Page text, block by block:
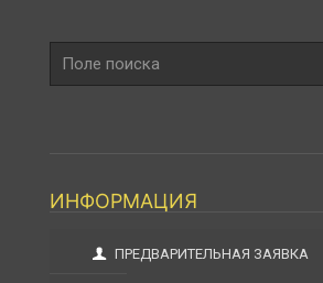
поиска
ИНФОРМАЦИЯ
ПРЕДВАРИТЕЛЬНАЯ ЗАЯВКА